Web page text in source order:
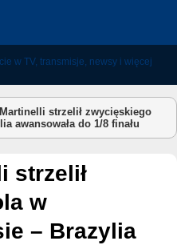
strzelił zwycięskiego
awansowała do 1/8 finału
w
– Brazylia